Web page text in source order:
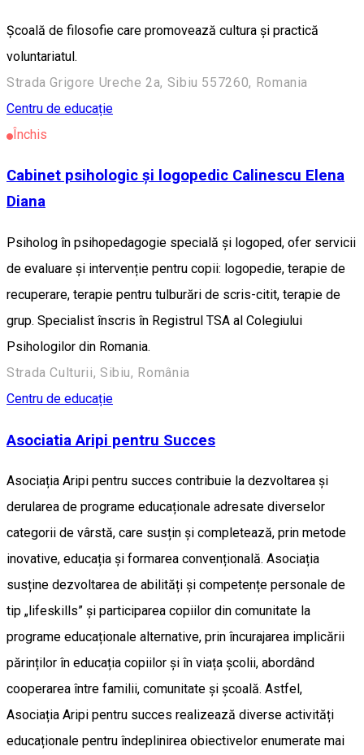
Școală de filosofie care promovează cultura și practică
voluntariatul.
Strada Grigore Ureche 2a, Sibiu 557260, Romania
Centru de educație
Închis
Cabinet psihologic și logopedic Calinescu Elena
Diana
Psiholog în psihopedagogie specială și logoped, ofer servicii
de evaluare și intervenție pentru copii: logopedie, terapie de
recuperare, terapie pentru tulburări de scris-citit, terapie de
grup. Specialist înscris în Registrul TSA al Colegiului
Psihologilor din Romania.
Strada Culturii, Sibiu, România
Centru de educație
Asociatia Aripi pentru Succes
Asociația Aripi pentru succes contribuie la dezvoltarea și
derularea de programe educaționale adresate diverselor
categorii de vârstă, care susțin și completează, prin metode
inovative, educația și formarea convențională. Asociația
susține dezvoltarea de abilități și competențe personale de
tip „lifeskills” și participarea copiilor din comunitate la
programe educaționale alternative, prin încurajarea implicării
părinților în educația copiilor și în viața școlii, abordând
cooperarea între familii, comunitate și școală. Astfel,
Asociația Aripi pentru succes realizează diverse activități
educaționale pentru îndeplinirea obiectivelor enumerate mai